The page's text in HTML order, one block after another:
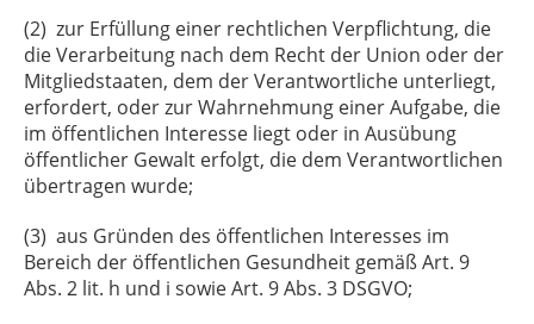
(2) zur Erfüllung einer rechtlichen Verpflichtung, die
die Verarbeitung nach dem Recht der Union oder der
Mitgliedstaaten, dem der Verantwortliche unterliegt,
erfordert, oder zur Wahrnehmung einer Aufgabe, die
im öffentlichen Interesse liegt oder in Ausübung
öffentlicher Gewalt erfolgt, die dem Verantwortlichen
übertragen wurde;
(3) aus Gründen des öffentlichen Interesses im
Bereich der öffentlichen Gesundheit gemäß Art. 9
Abs. 2 lit. h und i sowie Art. 9 Abs. 3 DSGVO;